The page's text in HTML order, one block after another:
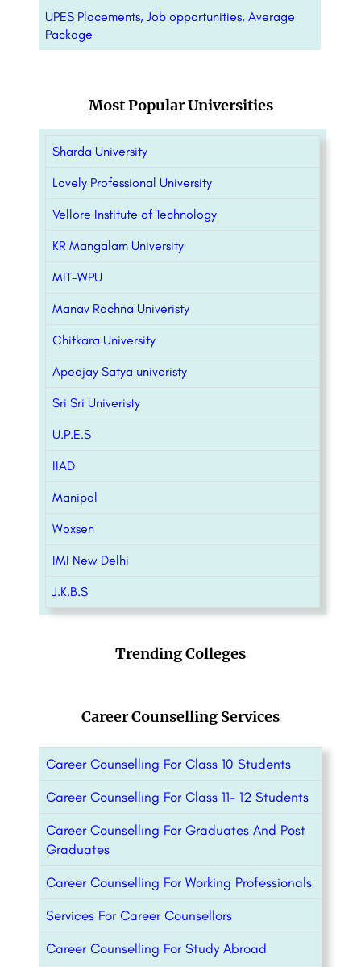
UPES Placements, Job opportunities, Average
Package
Most Popular Universities
Sharda University
Lovely Professional University
Vellore Institute of Technology
KR Mangalam University
MIT-WPU
Manav Rachna Univeristy
Chitkara University
Apeejay Satya univeristy
Sri Sri Univeristy
U.P.E.S
IIAD
Manipal
Woxsen
IMI New Delhi
J.K.B.S
Trending Colleges
Career Counselling Services
Career Counselling For Class 10 Students
Career Counselling For Class 11- 12 Students
Career Counselling For Graduates And Post
Graduates
Career Counselling For Working Professionals
Services For Career Counsellors
Career Counselling For Study Abroad